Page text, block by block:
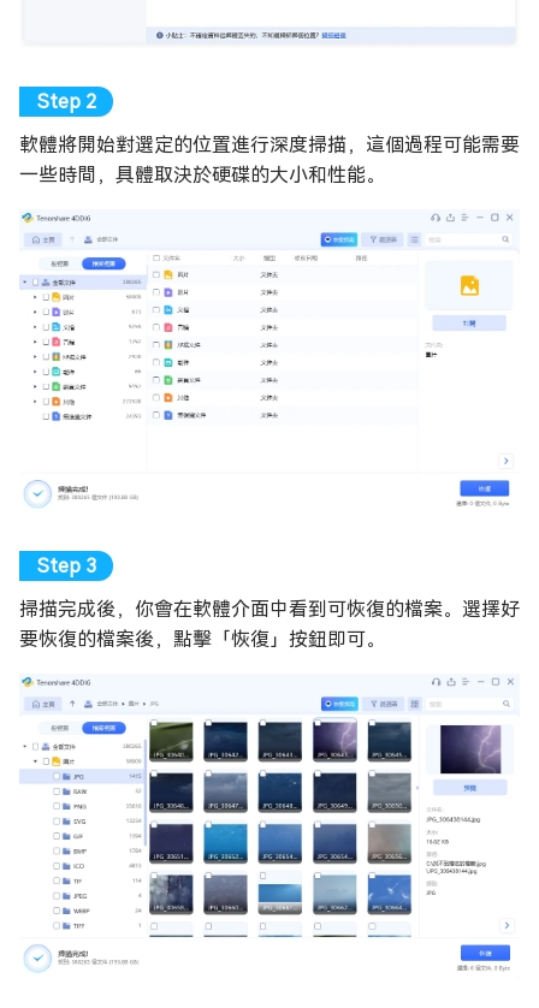
軟體將開始對選定的位置進行深度掃描，這個過程可能需要
一些時間，具體取決於硬碟的大小和性能。
掃描完成後，你會在軟體介面中看到可恢復的檔案。選擇好
要恢復的檔案後，點擊「恢復」按鈕即可。